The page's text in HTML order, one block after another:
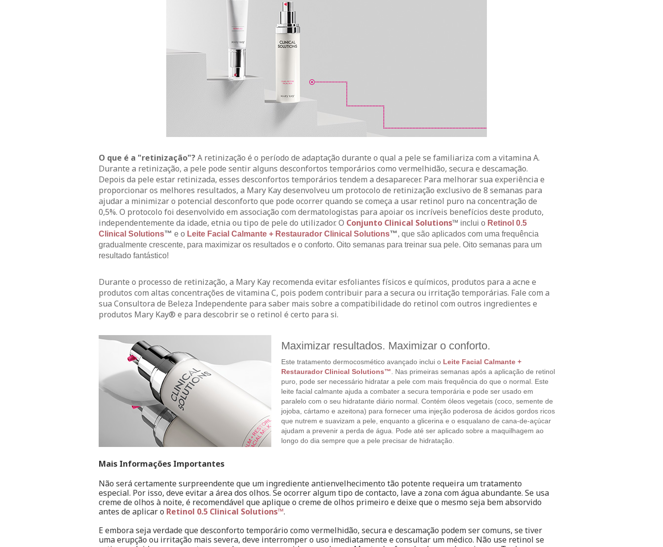
O que é a "retinização"?A retinização é o período de adaptação durante o qual a pele se familiariza com a vitamina A.
Durante a retinização, a pele pode sentir alguns desconfortos temporários como vermelhidão, secura e descamação.
Depois da pele estar retinizada, esses desconfortos temporários tendem a desaparecer. Para melhorar sua experiência e
proporcionar os melhores resultados, a Mary Kay desenvolveu um protocolo de retinização exclusivo de 8 semanas para
ajudar a minimizar o potencial desconforto que pode ocorrer quando se começa a usar retinol puro na concentração de
0,5%. O protocolo foi desenvolvido em associação com dermatologistas para apoiar os incríveis benefícios deste produto,
independentemente da idade, etnia ou tipo de pele do utilizador. O Conjunto Clinical Solutions™ inclui o Retinol 0.5
Clinical Solutions™ e o Leite Facial Calmante + Restaurador Clinical Solutions™, que são aplicados com uma frequência
gradualmente crescente, para maximizar os resultados e o conforto. Oito semanas para treinar sua pele. Oito semanas para um
resultado fantástico!
Durante o processo de retinização, a Mary Kay recomenda evitar esfoliantes físicos e químicos, produtos para a acne e
produtos com altas concentrações de vitamina C, pois podem contribuir para a secura ou irritação temporárias. Fale com a
sua Consultora de Beleza Independente para saber mais sobre a compatibilidade do retinol com outros ingredientes e
produtos Mary Kay® e para descobrir se o retinol é certo para si.
Maximizar resultados. Maximizar o conforto.
Este tratamento dermocosmético avançado inclui o Leite Facial Calmante +
Restaurador Clinical Solutions™. Nas primeiras semanas após a aplicação de retinol
puro, pode ser necessário hidratar a pele com mais frequência do que o normal. Este
leite facial calmante ajuda a combater a secura temporária e pode ser usado em
paralelo com o seu hidratante diário normal. Contém óleos vegetais (coco, semente de
jojoba, cártamo e azeitona) para fornecer uma injeção poderosa de ácidos gordos ricos
que nutrem e suavizam a pele, enquanto a glicerina e o esqualano de cana-de-açúcar
ajudam a prevenir a perda de água. Pode até ser aplicado sobre a maquilhagem ao
longo do dia sempre que a pele precisar de hidratação.
Mais Informações Importantes
Não será certamente surpreendente que um ingrediente antienvelhecimento tão potente requeira um tratamento
especial. Por isso, deve evitar a área dos olhos. Se ocorrer algum tipo de contacto, lave a zona com água abundante. Se usa
creme de olhos à noite, é recomendável que aplique o creme de olhos primeiro e deixe que o mesmo seja bem absorvido
antes de aplicar o Retinol 0.5 Clinical Solutions™.
E embora seja verdade que desconforto temporário como vermelhidão, secura e descamação podem ser comuns, se tiver
uma erupção ou irritação mais severa, deve interromper o uso imediatamente e consultar um médico. Não use retinol se